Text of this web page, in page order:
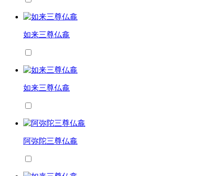
如来三尊仏龕
如来三尊仏龕
阿弥陀三尊仏龕